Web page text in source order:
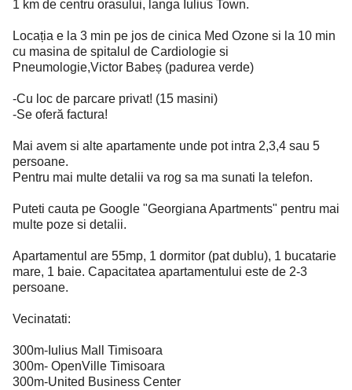
1 km de centru orasului, langa Iulius Town.
Locația e la 3 min pe jos de cinica Med Ozone si la 10 min
cu masina de spitalul de Cardiologie si
Pneumologie,Victor Babeș (padurea verde)
-Cu loc de parcare privat! (15 masini)
-Se oferă factura!
Mai avem si alte apartamente unde pot intra 2,3,4 sau 5
persoane.
Pentru mai multe detalii va rog sa ma sunati la telefon.
Puteti cauta pe Google "Georgiana Apartments" pentru mai
multe poze si detalii.
Apartamentul are 55mp, 1 dormitor (pat dublu), 1 bucatarie
mare, 1 baie. Capacitatea apartamentului este de 2-3
persoane.
Vecinatati:
300m-Iulius Mall Timisoara
300m- OpenVille Timisoara
300m-United Business Center